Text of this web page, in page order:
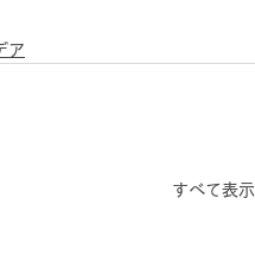
ア
すべて表示